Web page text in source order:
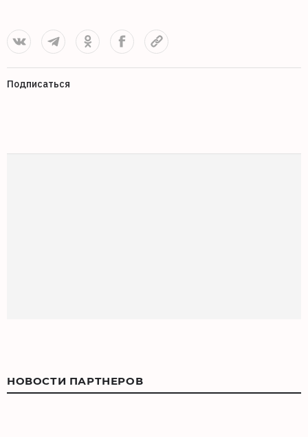
Подписаться
НОВОСТИ ПАРТНЕРОВ